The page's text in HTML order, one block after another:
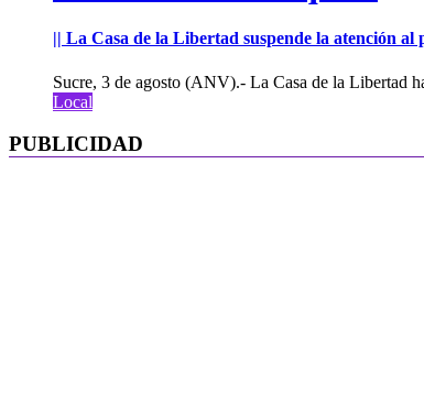
|| La Casa de la Libertad suspende la atención
Sucre, 3 de agosto (ANV).- La Casa de la Libertad
Local
PUBLICIDAD